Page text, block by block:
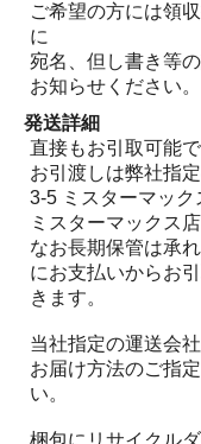
ご希望の方には領
に
宛名、但し書き等
お知らせください。
発送詳細
直接もお引取可能で
お引渡しは弊社指
3-5 ミスターマッ
ミスターマックス
なお長期保管は承
にお支払いからお
きます。
当社指定の運送会
お届け方法のご指
い。
梱包にリサイクル